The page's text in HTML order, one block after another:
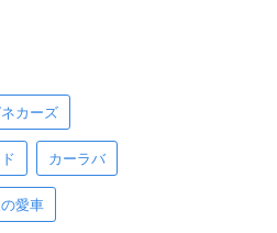
カーズ
カーラバ
愛車